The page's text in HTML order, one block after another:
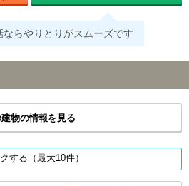
ならやりとりがスムーズです
物の情報を見る
する（最大10件）